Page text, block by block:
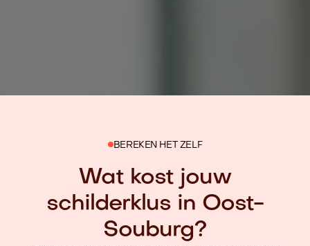
BEREKEN HET ZELF
Wat kost jouw
schilderklus in Oost-
Souburg?